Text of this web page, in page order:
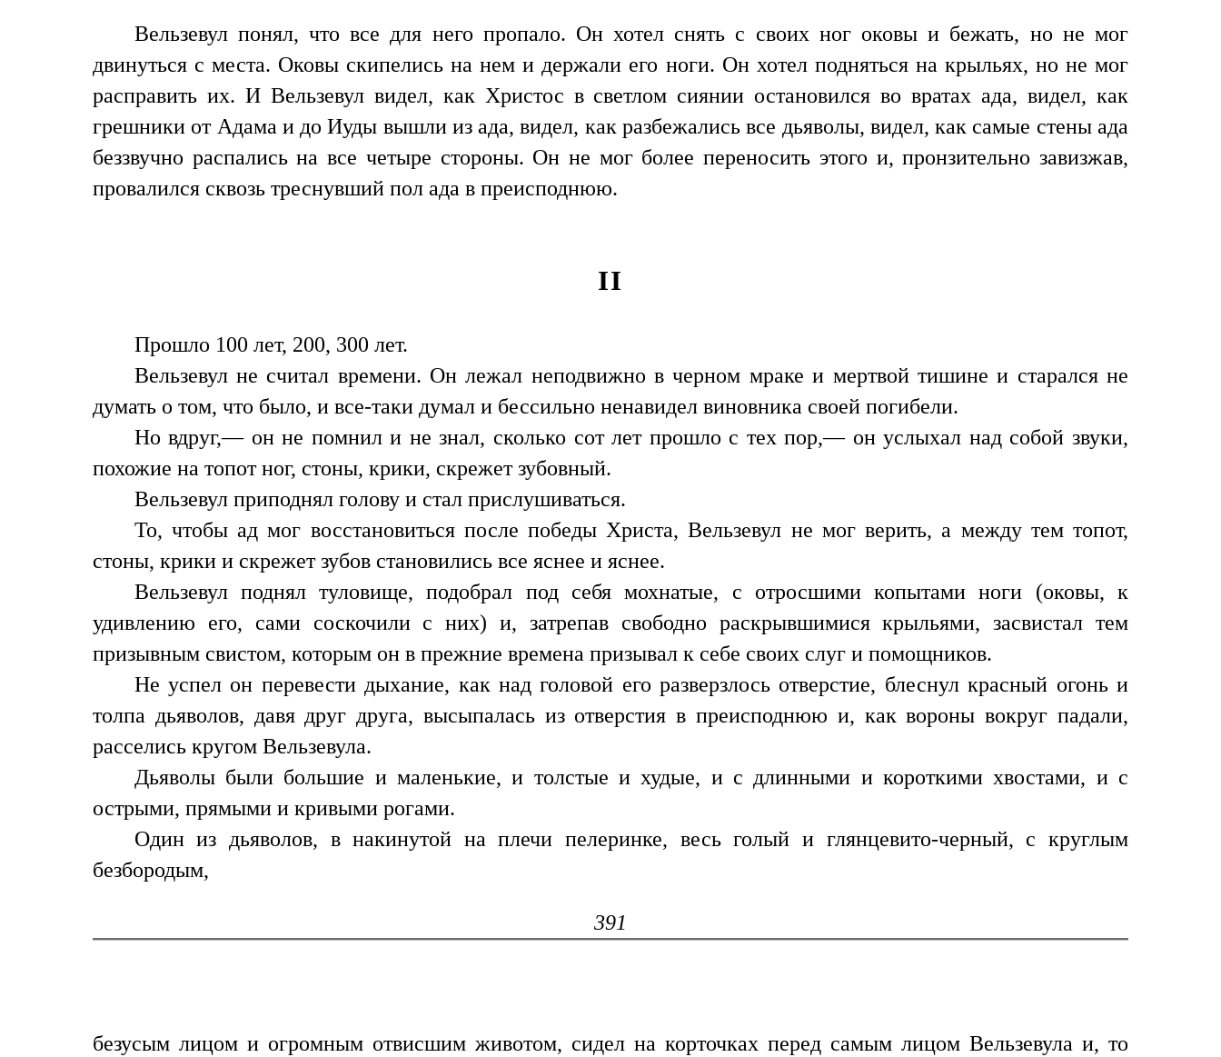
Вельзевул понял, что все для него пропало. Он хотел снять с своих ног оковы и бежать, но не мог
двинуться с места. Оковы скипелись на нем и держали его ноги. Он хотел подняться на крыльях, но не мог
расправить их. И Вельзевул видел, как Христос в светлом сиянии остановился во вратах ада, видел, как
грешники от Адама и до Иуды вышли из ада, видел, как разбежались все дьяволы, видел, как самые стены ада
беззвучно распались на все четыре стороны. Он не мог более переносить этого и, пронзительно завизжав,
провалился сквозь треснувший пол ада в преисподнюю.
II
Прошло 100 лет, 200, 300 лет.
Вельзевул не считал времени. Он лежал неподвижно в черном мраке и мертвой тишине и старался не
думать о том, что было, и все-таки думал и бессильно ненавидел виновника своей погибели.
Но вдруг,— он не помнил и не знал, сколько сот лет прошло с тех пор,— он услыхал над собой звуки,
похожие на топот ног, стоны, крики, скрежет зубовный.
Вельзевул приподнял голову и стал прислушиваться.
То, чтобы ад мог восстановиться после победы Христа, Вельзевул не мог верить, а между тем топот,
стоны, крики и скрежет зубов становились все яснее и яснее.
Вельзевул поднял туловище, подобрал под себя мохнатые, с отросшими копытами ноги (оковы, к
удивлению его, сами соскочили с них) и, затрепав свободно раскрывшимися крыльями, засвистал тем
призывным свистом, которым он в прежние времена призывал к себе своих слуг и помощников.
Не успел он перевести дыхание, как над головой его разверзлось отверстие, блеснул красный огонь и
толпа дьяволов, давя друг друга, высыпалась из отверстия в преисподнюю и, как вороны вокруг падали,
расселись кругом Вельзевула.
Дьяволы были большие и маленькие, и толстые и худые, и с длинными и короткими хвостами, и с
острыми, прямыми и кривыми рогами.
Один из дьяволов, в накинутой на плечи пелеринке, весь голый и глянцевито-черный, с круглым
безбородым,
391
безусым лицом и огромным отвисшим животом, сидел на корточках перед самым лицом Вельзевула и, то